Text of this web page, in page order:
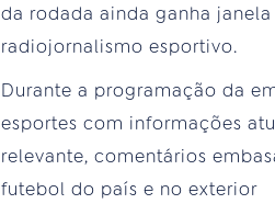
da rodada ainda ganha
radiojornalismo esportivo.
Durante a programação da
esportes com informações
relevante, comentários
futebol do país e no exterior